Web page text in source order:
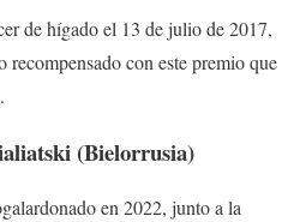
de hígado el 13 de julio de 2017,
recompensado con este premio que
(Bielorrusia)
en 2022, junto a la